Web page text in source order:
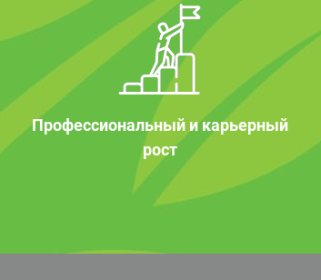
Профессиональный и карьерный
рост